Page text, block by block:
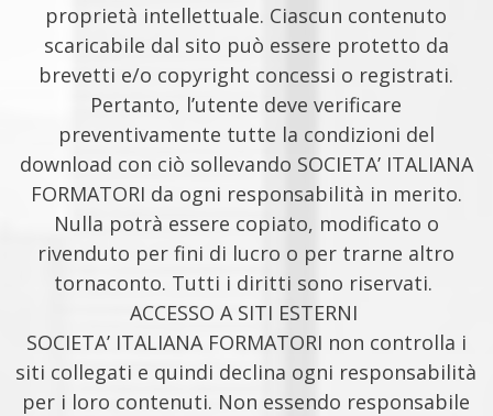
proprietà intellettuale. Ciascun contenuto
scaricabile dal sito può essere protetto da
brevetti e/o copyright concessi o registrati.
Pertanto, l’utente deve verificare
preventivamente tutte la condizioni del
download con ciò sollevando SOCIETA’ ITALIANA
FORMATORI da ogni responsabilità in merito.
Nulla potrà essere copiato, modificato o
rivenduto per fini di lucro o per trarne altro
tornaconto. Tutti i diritti sono riservati.
ACCESSO A SITI ESTERNI
SOCIETA’ ITALIANA FORMATORI non controlla i
siti collegati e quindi declina ogni responsabilità
per i loro contenuti. Non essendo responsabile